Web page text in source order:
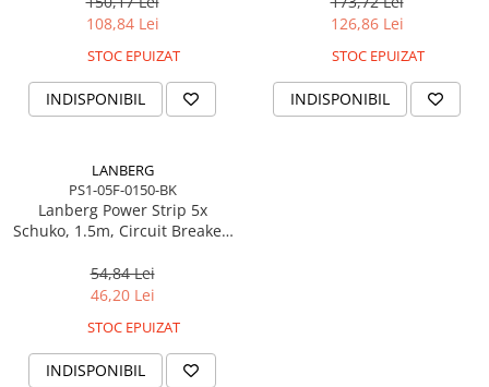
108,84 Lei
STOC EPUIZAT
INDISPONIBIL
126,86 Lei
STOC EPUIZAT
INDISPONIBIL
LANBERG
PS1-05F-0150-BK
Lanberg Power Strip 5x
Schuko, 1.5m, Circuit Breaker,
54,84 Lei
46,20 Lei
STOC EPUIZAT
INDISPONIBIL